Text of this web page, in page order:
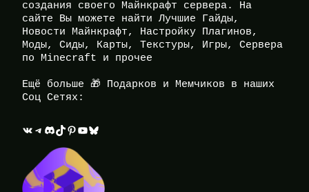
создания своего Майнкрафт сервера. На
сайте Вы можете найти Лучшие Гайды,
Новости Майнкрафт, Настройку Плагинов,
Моды, Сиды, Карты, Текстуры, Игры, Сервера
по Minecraft и прочее
Ещё больше 🎁 Подарков и Мемчиков в наших
Соц Сетях:
ВКонтакте Telegram Discord TikTok Pinterest YouTube Bluesky